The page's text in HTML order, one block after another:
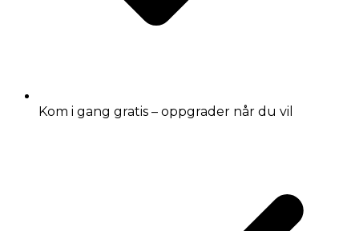
Kom i gang gratis – oppgrader når du vil